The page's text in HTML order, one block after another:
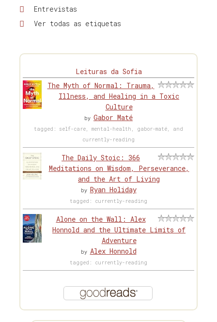
Entrevistas
Ver todas as etiquetas
Leituras da Sofia
The Myth of Normal: Trauma,
Illness, and Healing in a Toxic
Culture
by Gabor Maté
tagged: self-care, mental-health, gabor-maté, and
currently-reading
The Daily Stoic: 366
Meditations on Wisdom, Perseverance,
and the Art of Living
by Ryan Holiday
tagged: currently-reading
Alone on the Wall: Alex
Honnold and the Ultimate Limits of
Adventure
by Alex Honnold
tagged: currently-reading